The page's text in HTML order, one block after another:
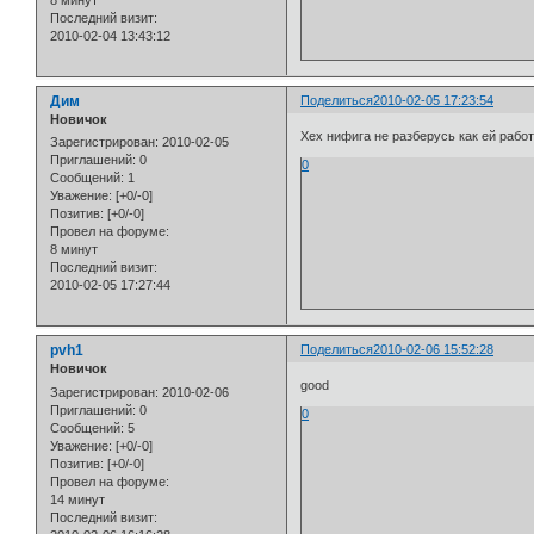
Последний визит:
2010-02-04 13:43:12
Поделиться2010-02-05 17:23:54
Дим
Новичок
Зарегистрирован: 2010-02-05
Приглашений: 0
Сообщений: 1
Уважение: [+0/-0]
Позитив: [+0/-0]
Провел на форуме:
8 минут
Последний визит:
2010-02-05 17:27:44
Хех нифига не разберусь как ей
0
Поделиться2010-02-06 15:52:28
pvh1
Новичок
Зарегистрирован: 2010-02-06
Приглашений: 0
Сообщений: 5
Уважение: [+0/-0]
Позитив: [+0/-0]
Провел на форуме:
14 минут
Последний визит:
good
0